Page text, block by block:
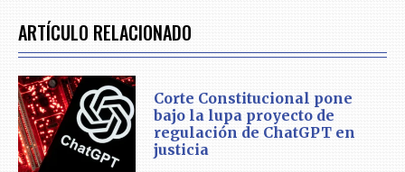
ARTÍCULO RELACIONADO
Corte Constitucional pone
bajo la lupa proyecto de
regulación de ChatGPT en
justicia